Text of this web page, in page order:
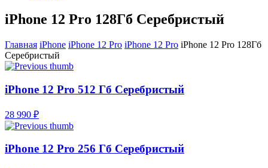
iPhone 12 Pro 128Гб Серебристый
Главная iPhone iPhone 12 Pro iPhone 12 Pro iPhone 12 Pro 128Гб
Серебристый
iPhone 12 Pro 512 Гб Серебристый
28 990 ₽
iPhone 12 Pro 256 Гб Серебристый